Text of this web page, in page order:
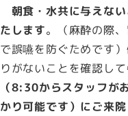
朝食・水共に与えな
たします。（麻酔の際
で誤嚥を防ぐためです
りがないことを確認して
（8:30からスタッフが
かり可能です） にご来